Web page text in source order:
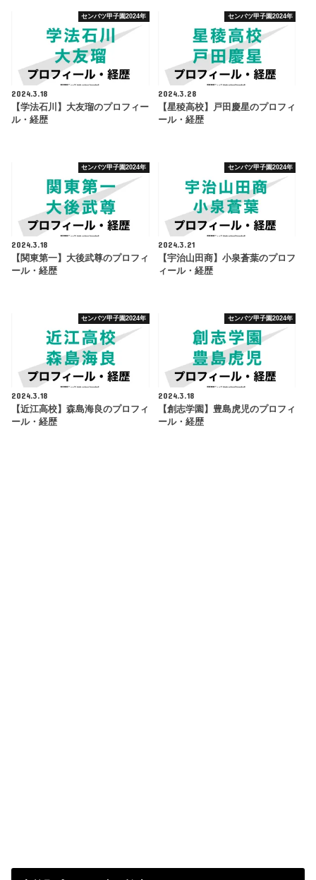
センバツ甲子園2024年
2024.3.18
【学法石川】大友瑠のプロフィー
ル・経歴
センバツ甲子園2024年
2024.3.28
【星稜高校】戸田慶星のプロフィ
ール・経歴
センバツ甲子園2024年
2024.3.18
【関東第一】大後武尊のプロフィ
ール・経歴
センバツ甲子園2024年
2024.3.21
【宇治山田商】小泉蒼葉のプロフ
ィール・経歴
センバツ甲子園2024年
2024.3.18
【近江高校】森島海良のプロフィ
ール・経歴
センバツ甲子園2024年
2024.3.18
【創志学園】豊島虎児のプロフィ
ール・経歴